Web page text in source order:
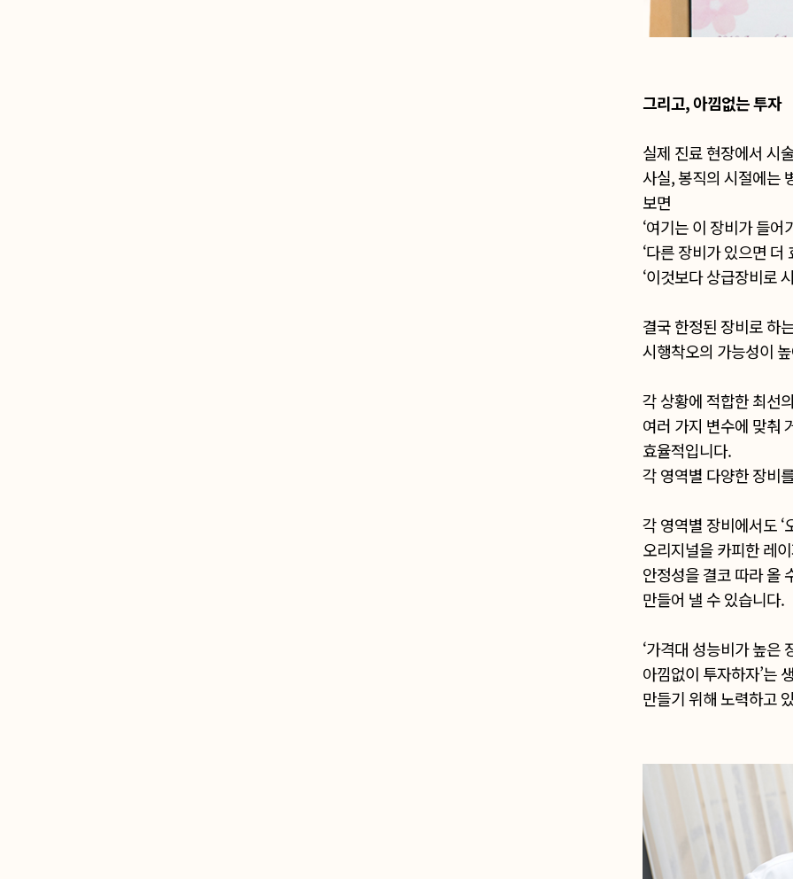
그리고, 아낌없는 투자
실제 진료 현장에서 시
사실, 봉직의 시절에는
보면
‘여기는 이 장비가 들
‘다른 장비가 있으면
‘이것보다 상급장비로
결국 한정된 장비로 하
시행착오의 가능성이
각 상황에 적합한 최선
여러 가지 변수에 맞춰
효율적입니다.
각 영역별 다양한 장비
각 영역별 장비에서도 ‘
오리지널을 카피한 레
안정성을 결코 따라 올
만들어 낼 수 있습니다.
‘가격대 성능비가 높은
아낌없이 투자하자’는
만들기 위해 노력하고